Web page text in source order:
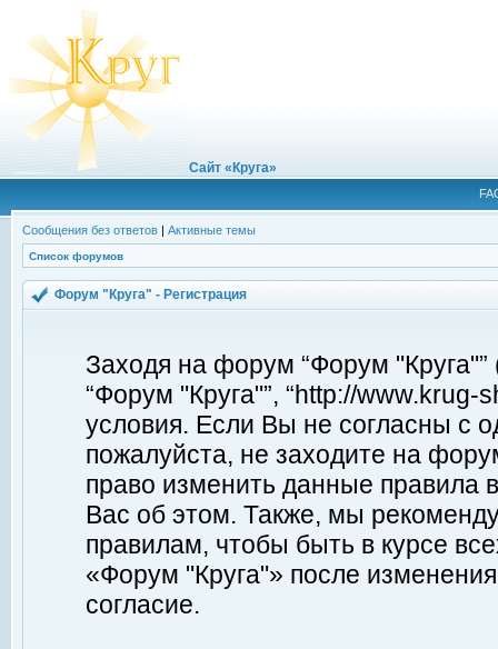
Сайт «Круга»
Сообщения без ответов | Активные темы
Список форумов
Форум "Круга" - Регистрация
Заходя на форум “Форум
“Форум "Круга"”, “http://
условия. Если Вы не согласны с
пожалуйста, не заходите на
право изменить данные правила
Вас об этом. Также, мы
правилам, чтобы быть в курсе
«Форум "Круга"» после
согласие.